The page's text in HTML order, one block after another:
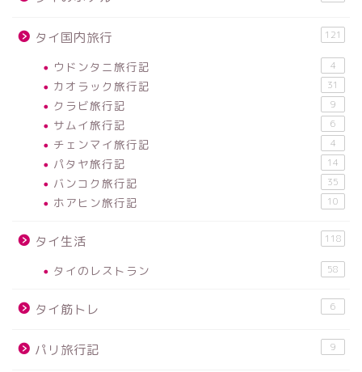
タイ国内旅行 121
ウドンタニ旅行記 4
カオラック旅行記 31
クラビ旅行記 9
サムイ旅行記 6
チェンマイ旅行記 4
パタヤ旅行記 14
バンコク旅行記 35
ホアヒン旅行記 10
タイ生活 118
タイのレストラン 58
タイ筋トレ 6
パリ旅行記 9